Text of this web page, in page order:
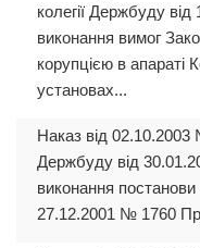
колегії Держбуду
виконання вимог
корупцією в апараті
установах...
Наказ від
Держбуду від
виконання постанови
27.12.2001 № 1760